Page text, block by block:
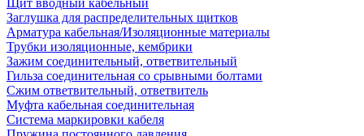
Щит вводный кабельный
Заглушка для распределительных щитков
Арматура кабельная/Изоляционные материалы
Трубки изоляционные, кембрики
Зажим соединительный, ответвительный
Гильза соединительная со срывными болтами
Сжим ответвительный, ответвитель
Муфта кабельная соединительная
Система маркировки кабеля